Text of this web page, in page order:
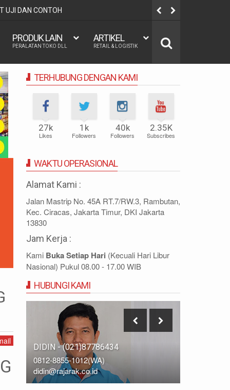
UJI DAN CONTOH
PRODUK LAIN
PERALATAN TOKO DLL
ARTIKEL
RETAIL & LOGISTIK
TERHUBUNG DENGAN KAMI
27k
Likes
1k
Followers
40k
Followers
2.35K
Subscribes
WAKTU OPERASIONAL
Alamat Kami :
Jalan Mastrip No. 45A RT.7/RW.3, Rambutan,
Kec. Ciracas, Jakarta Timur, DKI Jakarta
13830
Jam Kerja :
Kami Buka Setiap Hari (Kecuali Hari Libur
Nasional) Pukul 08.00 - 17.00 WIB
HUBUNGI KAMI
DIDIN - (021)87786434
0812-8855-1012(WA)
didin@rajarak.co.id